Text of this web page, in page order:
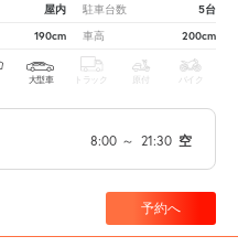
屋内 駐車台数 5台
190cm 車高 200cm
大型車 トラック 原付 バイク
8:00 ～ 21:30 空
予約へ